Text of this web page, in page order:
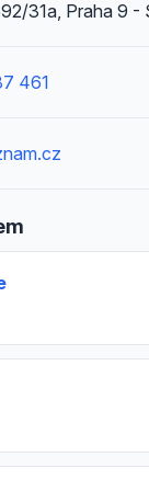
31a, Praha 9 -
461